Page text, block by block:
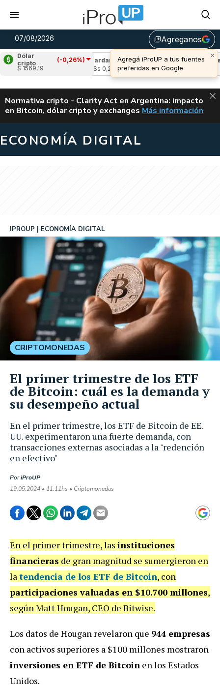
07/08/2026 library_addAgreganos
×
Agregá iProUP a tus fuentes
preferidas en Google
Dólar
cripto
(-0,26%)
$ 1569,19
Cardano (-2,97%)
u$s 0,20
Avalanche
(-
u$s 6,40
ALERTA
Normativa cripto - Clarity Act en Argentina: impacto
en Bitcoin, dólar cripto y exchanges CLARITY ACT EN
Más información
ECONOMÍA DIGITAL
En el primer trimestre, los ETF de Bitcoin de EE.
UU. experimentaron una fuerte demanda, con
transacciones externas asociadas a la "redención
en efectivo"
IPROUP ECONOMÍA DIGITAL
PoriProUP
19.05.2024 • 11:11hs • Criptomonedas
CRIPTOMONEDAS
El primer trimestre de los ETF
de Bitcoin: cuál es la demanda y
su desempeño actual
En el primer trimestre, las instituciones
financieras de gran magnitud se sumergieron en
latendencia de los ETF de Bitcoin, con
participaciones valuadas en $10.700 millones,
según Matt Hougan, CEO de Bitwise.
Los datos de Hougan revelaron que 944 empresas
con activos superiores a $100 millones mostraron
inversiones en ETF de Bitcoin en los Estados
Unidos.